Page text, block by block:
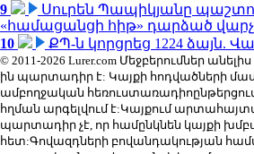
9
Սուրեն Պապիկյանը
«համացանցի հիթ» դարձած
10
ՔՊ-ն կորցրեց 1224 ձայն.
© 2011-2026 Lurer.com Մեջբերումներ
ին պարտադիր է: Կայքի հոդվածների
ամբողջական
հղման արգելվում է:Կայքում
պարտադիր չէ, որ համընկնեն կայքի
հետ:Գովազդների բովանդակության